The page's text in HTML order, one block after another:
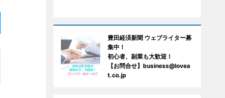
豊田経済新聞 ウェブライター募
集中！
初心者、副業も大歓迎！
【お問合せ】business@lovea
t.co.jp